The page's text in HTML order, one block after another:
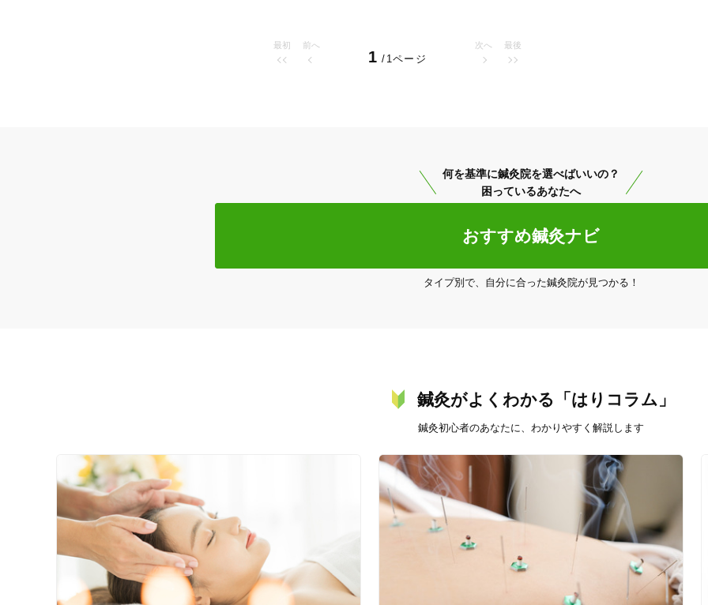
検索結果を見る
最初 前へ
1 /1ページ
次へ 最後
何を基準に鍼灸院を選べばいいの？
困っているあなたへ
おすすめ鍼灸ナビ
タイプ別で、自分に合った鍼灸院が見つかる！
鍼灸がよくわかる「はりコラム」
鍼灸初心者のあなたに、わかりやすく解説します